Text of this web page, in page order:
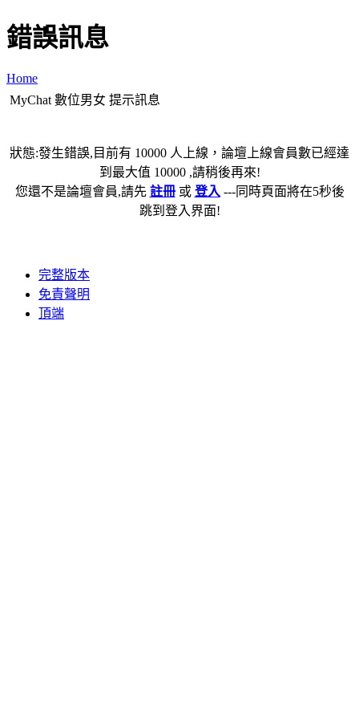
錯誤訊息
Home
MyChat 數位男女 提示訊息
狀態:發生錯誤,目前有 10000 人上線，論壇上線會員數已經達
到最大值 10000 ,請稍後再來!
您還不是論壇會員,請先 註冊或 登入 ---同時頁面將在5秒後
跳到登入界面!
完整版本
免責聲明
頂端